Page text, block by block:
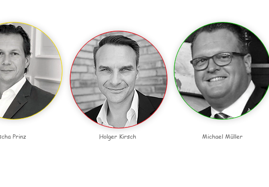
About Us
Holger Kirsch Michael Müller
Prinz